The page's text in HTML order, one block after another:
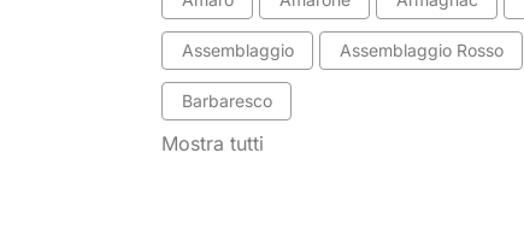
Assemblaggio Assemblaggio Rosso
Barbaresco
Mostra tutti